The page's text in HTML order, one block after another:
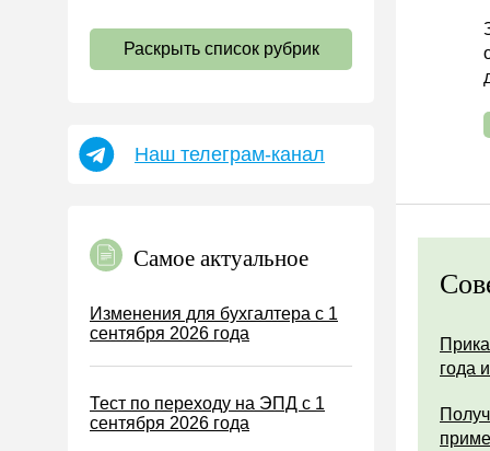
Страховые взносы 2026
УСН
Земельный налог
Налог на рекламу
Торговый сбор
Туристический налог
Раскрыть список рубрик
Наш телеграм-канал
Самое актуальное
Изменения для бухгалтера с 1
сентября 2026 года
Тест по переходу на ЭПД с 1
сентября 2026 года
года